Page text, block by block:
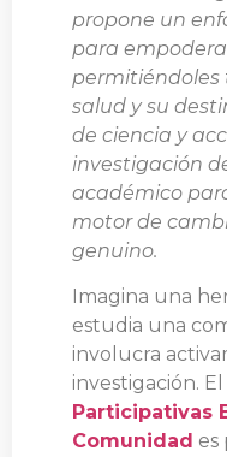
propone un
para
permitiéndoles
salud y su
de ciencia y
investigación
académico
motor de
genuino.
Imagina una
estudia una
involucra
investigación. El
Participativas
Comunidad es